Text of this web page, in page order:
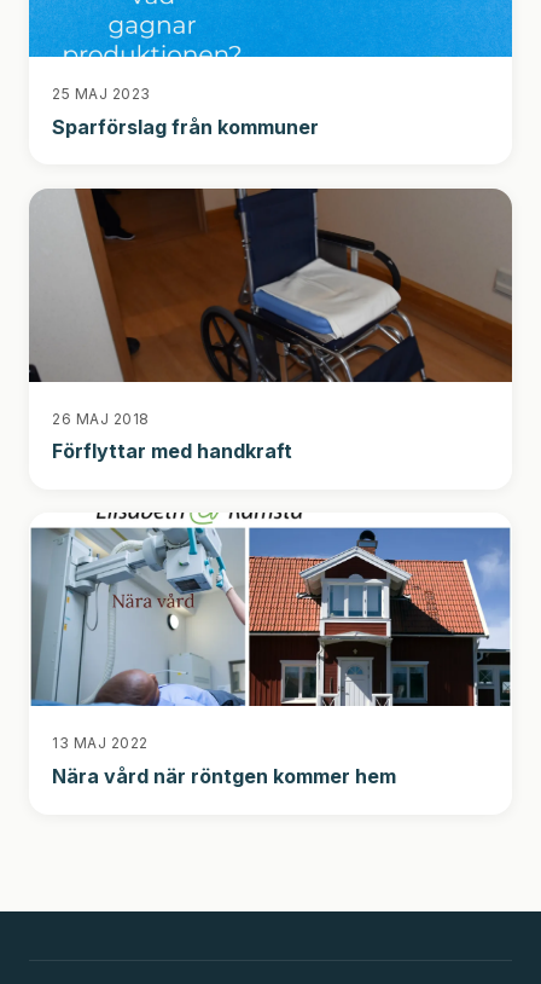
25 MAJ 2023
Sparförslag från kommuner
26 MAJ 2018
Förflyttar med handkraft
13 MAJ 2022
Nära vård när röntgen kommer hem